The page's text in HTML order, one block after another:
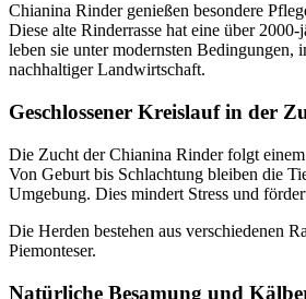
Chianina Rinder genießen besondere
Diese alte Rinderrasse hat eine über
leben sie unter modernsten Bedingungen,
nachhaltiger Landwirtschaft.
Geschlossener Kreislauf in der
Die Zucht der Chianina Rinder folgt
Von Geburt bis Schlachtung bleiben die
Umgebung. Dies mindert Stress und
Die Herden bestehen aus verschiedenen
Piemonteser.
Natürliche Besamung und